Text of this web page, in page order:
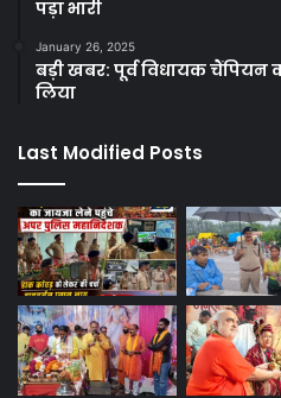
पड़ा भारी
January 26, 2025
बड़ी खबर: पूर्व विधायक चैंपियन
लिया
Last Modified Posts